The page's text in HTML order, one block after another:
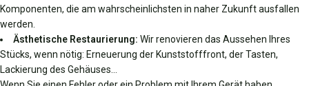
Komponenten, die am wahrscheinlichsten in naher Zukunft ausfallen
werden.
Ästhetische Restaurierung: Wir renovieren das Aussehen Ihres
Stücks, wenn nötig: Erneuerung der Kunststofffront, der Tasten,
Lackierung des Gehäuses…